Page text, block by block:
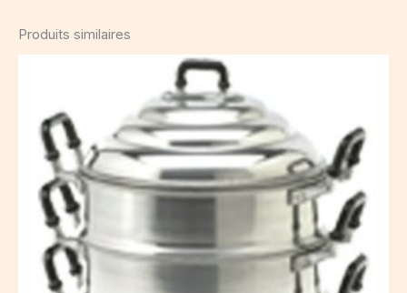
Produits similaires